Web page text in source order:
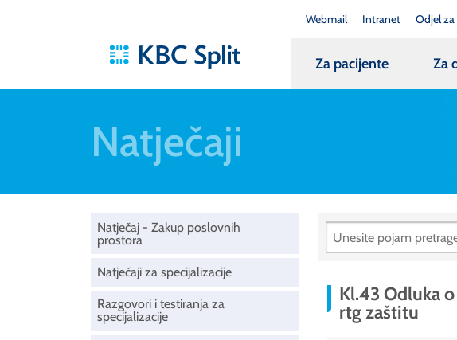
Webmail Intranet Odjel
Za pacijente Za
Natječaji
Natječaj - Zakup poslovnih
prostora
Natječaji za specijalizacije
Razgovori i testiranja za
specijalizacije
Kl.43 Odluka
rtg zaštitu